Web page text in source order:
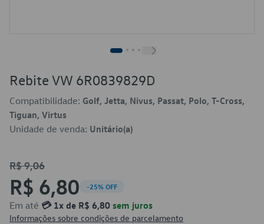
Rebite VW 6R0839829D
Compatibilidade: Golf, Jetta, Nivus, Passat, Polo, T-Cross,
Tiguan, Virtus
Unidade de venda: Unitário(a)
R$ 9,06
R$ 6,80 -25% OFF
Em até 💳 1x de R$ 6,80 sem juros
Informações sobre condições de parcelamento